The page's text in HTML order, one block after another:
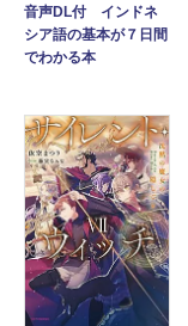
音声DL付 インドネ
シア語の基本が７日間
でわかる本